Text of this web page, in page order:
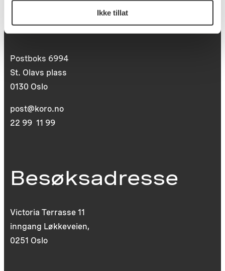
Ikke tillat
Postadresse
Postboks 6994
St. Olavs plass
0130 Oslo
post@koro.no
22 99 11 99
Besøksadresse
Victoria Terrasse 11
inngang Løkkeveien,
0251 Oslo